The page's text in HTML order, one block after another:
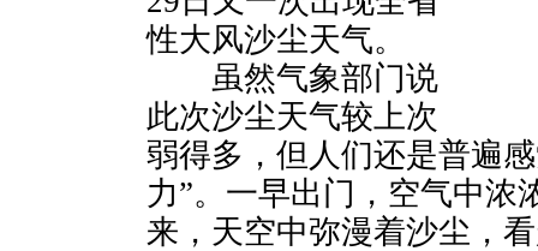
性大风沙尘天气。
虽然气象部门说
此次沙尘天气较上次
弱得多，但人们还是普遍
力”。一早出门，空气中浓
来，天空中弥漫着沙尘，